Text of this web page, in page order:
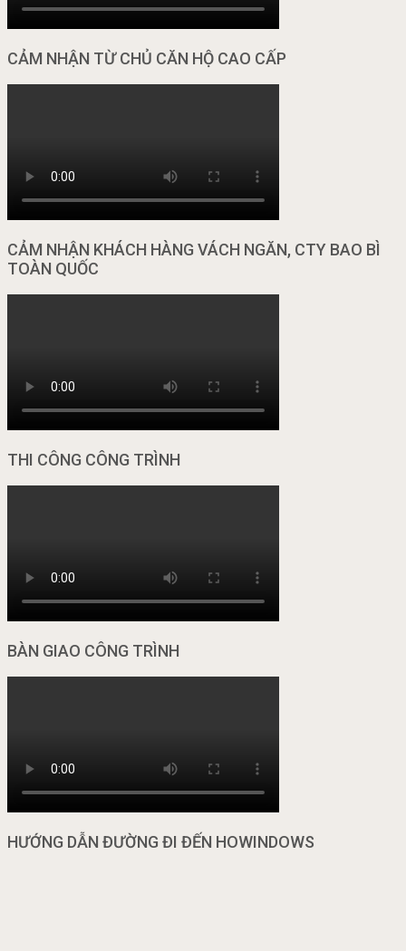
CẢM NHẬN TỪ CHỦ CĂN HỘ CAO CẤP
CẢM NHẬN KHÁCH HÀNG VÁCH NGĂN, CTY BAO BÌ
TOÀN QUỐC
THI CÔNG CÔNG TRÌNH
BÀN GIAO CÔNG TRÌNH
HƯỚNG DẪN ĐƯỜNG ĐI ĐẾN HOWINDOWS